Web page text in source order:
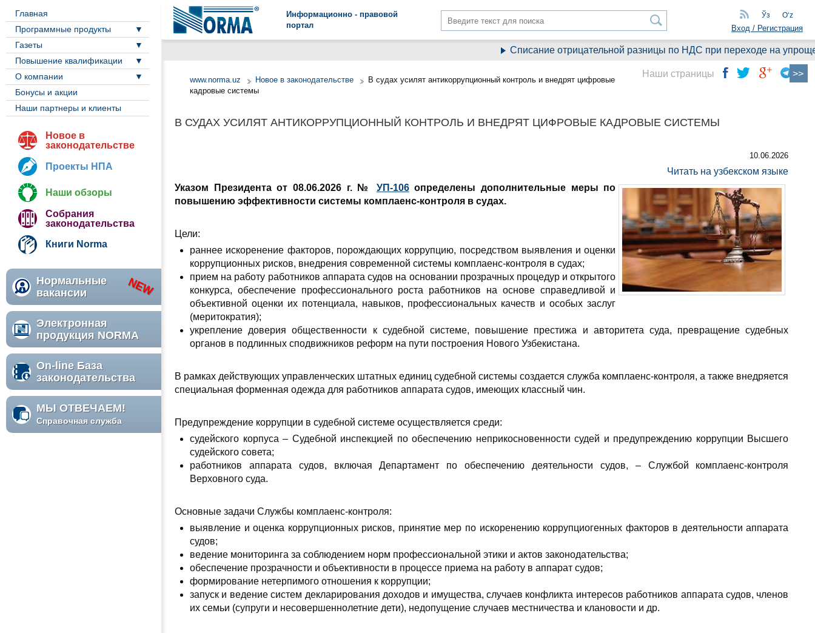
Информационно - правовой
портал
Ўз Oʻz
Вход / Регистрация
Главная
Программные продукты
Газеты
Повышение квалификации
О компании
Бонусы и акции
Наши партнеры и клиенты
Новое в
законодательстве
Проекты НПА
Наши обзоры
Собрания
законодательства
Книги Norma
Нормальные
вакансии
Электронная
продукция NORMA
On-line База
законодательства
МЫ ОТВЕЧАЕМ!
Справочная служба
Списание отрицательной разницы по НДС при переходе на
www.norma.uz Новое в законодательстве
В судах усилят антикоррупционный контроль и внедрят цифровые
кадровые системы
В СУДАХ УСИЛЯТ АНТИКОРРУПЦИОННЫЙ КОНТРОЛЬ И ВНЕДРЯТ ЦИФРОВЫЕ КАДРОВЫЕ СИСТЕМЫ
10.06.2026
Читать на узбекском языке
Указом Президента от 08.06.2026 г. № УП-106определены дополнительные меры по
повышению эффективности системы комплаенс-контроля в судах.
Цели:
раннее искоренение факторов, порождающих коррупцию, посредством выявления и оценки
коррупционных рисков, внедрения современной системы комплаенс-контроля в судах;
прием на работу работников аппарата судов на основании прозрачных процедур и открытого
конкурса, обеспечение профессионального роста работников на основе справедливой и
объективной оценки их потенциала, навыков, профессиональных качеств и особых заслуг
(меритократия);
укрепление доверия общественности к судебной системе, повышение престижа и авторитета суда, превращение судебных
органов в подлинных сподвижников реформ на пути построения Нового Узбекистана.
В рамках действующих управленческих штатных единиц судебной системы создается служба комплаенс-контроля, а также внедряется
специальная форменная одежда для работников аппарата судов, имеющих классный чин.
Предупреждение коррупции в судебной системе осуществляется среди:
судейского корпуса – Судебной инспекцией по обеспечению неприкосновенности судей и предупреждению коррупции Высшего
судейского совета;
работников аппарата судов, включая Департамент по обеспечению деятельности судов, – Службой комплаенс-контроля
Верховного суда.
Основные задачи Службы комплаенс-контроля:
выявление и оценка коррупционных рисков, принятие мер по искоренению коррупциогенных факторов в деятельности аппарата
судов;
ведение мониторинга за соблюдением норм профессиональной этики и актов законодательства;
обеспечение прозрачности и объективности в процессе приема на работу в аппарат судов;
формирование нетерпимого отношения к коррупции;
запуск и ведение систем декларирования доходов и имущества, случаев конфликта интересов работников аппарата судов, членов
их семьи (супруги и несовершеннолетние дети), недопущение случаев местничества и клановости и др.
Наши страницы